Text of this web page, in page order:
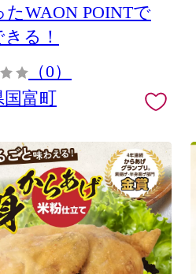
たWAON POINTで
る！
（0）
国富町